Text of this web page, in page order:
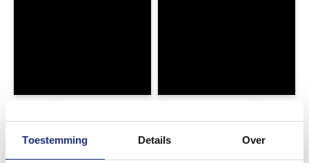
Toestemming Details Over